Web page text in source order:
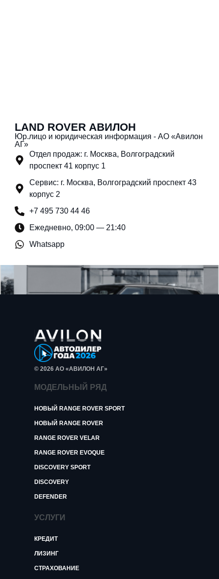
LAND ROVER АВИЛОН
Юр.лицо и юридическая информация - АО «Авилон
АГ»
Отдел продаж: г. Москва, Волгоградский
проспект 41 корпус 1
Сервис: г. Москва, Волгоградский проспект 43
корпус 2
+7 495 730 44 46
Ежедневно, 09:00 — 21:40
Whatsapp
© 2026 АО «АВИЛОН АГ»
МОДЕЛЬНЫЙ РЯД
НОВЫЙ RANGE ROVER SPORT
НОВЫЙ RANGE ROVER
RANGE ROVER VELAR
RANGE ROVER EVOQUE
DISCOVERY SPORT
DISCOVERY
DEFENDER
УСЛУГИ
КРЕДИТ
ЛИЗИНГ
СТРАХОВАНИЕ